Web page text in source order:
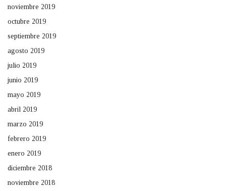
noviembre 2019
octubre 2019
septiembre 2019
agosto 2019
julio 2019
junio 2019
mayo 2019
abril 2019
marzo 2019
febrero 2019
enero 2019
diciembre 2018
noviembre 2018